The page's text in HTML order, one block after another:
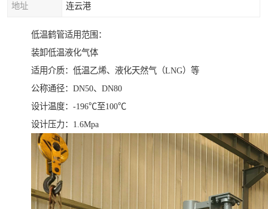
地址 连云港
低温鹤管适用范围：
装卸低温液化气体
适用介质：低温乙烯、液化天然气（LNG）等
公称通径：DN50、DN80
设计温度：-196℃至100℃
设计压力：1.6Mpa